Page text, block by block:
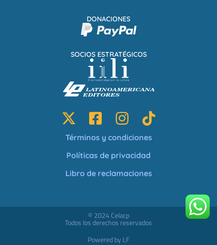
SOCIOS ESTRATÉGICOS
DONACIONES
Términos y condiciones
Políticas de privacidad
Libro de reclamaciones
© 2024 Celacp
Todos los derechos reservados
Powered by LF